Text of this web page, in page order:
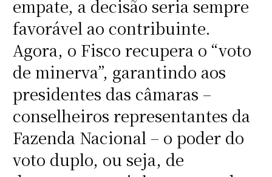
empate, a decisão seria sempre
favorável ao contribuinte.
Agora, o Fisco recupera o “voto
de minerva”, garantindo aos
presidentes das câmaras –
conselheiros representantes da
Fazenda Nacional – o poder do
voto duplo, ou seja, de